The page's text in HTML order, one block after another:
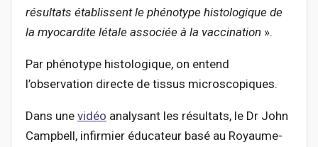
résultats établissent le phénotype histologique de
la myocardite létale associée à la vaccination ».
Par phénotype histologique, on entend
l’observation directe de tissus microscopiques.
Dans une vidéo analysant les résultats, le Dr John
Campbell, infirmier éducateur basé au Royaume-